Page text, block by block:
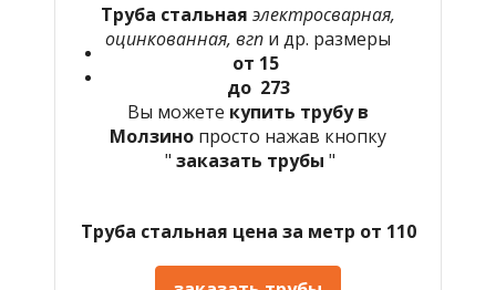
Труба стальная электросварная,
оцинкованная, вгп и др. размеры
от 15
до 273
Вы можете купить трубу в
Молзино просто нажав кнопку
" заказать трубы "
Труба стальная цена за метр от 110